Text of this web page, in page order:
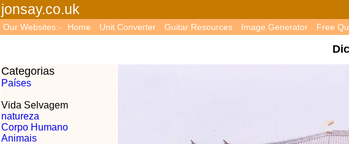
jonsay.co.uk
Our Websites:- Home Unit Converter Guitar Resources Image Generator Free
Categorias
Países
Vida Selvagem
natureza
Corpo Humano
Animais